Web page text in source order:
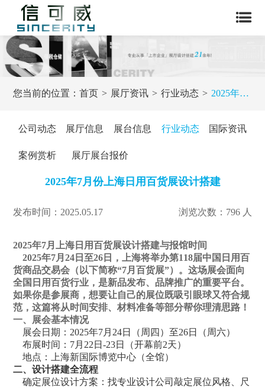
您当前的位置：首页 展厅资讯 行业动态 2025年7月份上海日用百货展设计搭建
公司动态 展厅信息 展台信息 行业动态 国际资讯
案例赏析 展厅展台报价
2025年7月份上海日用百货展设计搭建
发布时间：2025.05.17 浏览次数：796 人
2025年7月上海日用百货展设计搭建与报馆时间
2025年7月24日至26日，上海将举办第118届中国日用百
货商品交易会（以下简称“7月百货展”）。这场展会面向
全国日用百货行业，是新品发布、品牌推广的重要平台。
如果你是参展商，想要让自己的展位既吸引眼球又符合规
范，这篇将从‌时间安排、材料准备等部分帮你理清思路！
一、展会基本情况
‌ 展会日期‌：2025年7月24日（周四）至26日（周六）
‌ 布展时间‌：7月22日-23日（开幕前2天）
‌地点‌：上海新国际博览中心（全馆）
二、设计搭建全流程
确定展位设计方案‌：找专业设计公司敲定展位风格、尺